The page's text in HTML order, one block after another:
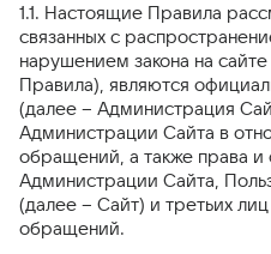
1.1. Настоящие Правила
связанных с
нарушением закона на
Правила), являются
(далее – Администрация
Администрации Сайта в
обращений, а также права и
Администрации Сайта,
(далее – Сайт) и третьих
обращений.